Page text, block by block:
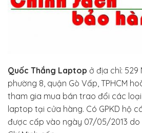
Quốc Thắng Laptop ở địa chỉ: 529
phường 8, quận Gò Vấp, TPHCM
tham gia mua bán trao đổi các
laptop tại cửa hàng. Có GPKD hộ
được cấp vào ngày 07/05/2013 do